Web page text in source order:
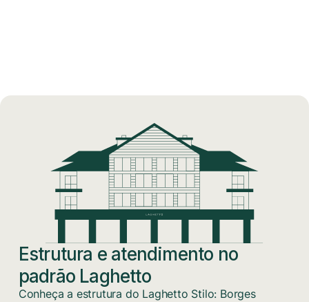
Estrutura e atendimento no
padrão Laghetto
Conheça a estrutura do Laghetto Stilo: Borges